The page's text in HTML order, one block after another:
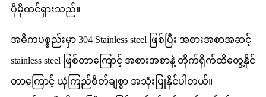
ပိုမိုထင်ရှားသည်။
အဓိကပစ္စည်းမှာ 304 Stainless steel ဖြစ်ပြီး အစားအစာအဆင့်
stainless steel ဖြစ်တာကြောင့် အစားအစာနဲ့ တိုက်ရိုက်ထိတွေ့နိုင်
တာကြောင့် ယုံကြည်စိတ်ချစွာ အသုံးပြုနိုင်ပါတယ်။